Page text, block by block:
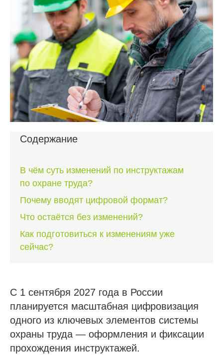
Содержание
В чём суть изменений по инструктажам
по охране труда?
Почему вводят цифровой формат?
Что остаётся без изменений?
Как подготовиться к изменениям уже
сейчас?
С 1 сентября 2027 года в России
планируется масштабная цифровизация
одного из ключевых элементов системы
охраны труда — оформления и фиксации
прохождения инструктажей.